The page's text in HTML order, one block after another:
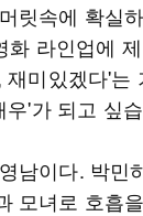
릿속에 확실
화 라인업에
미있겠다'는
우'가 되고 싶
남이다. 박민
모녀로 호흡